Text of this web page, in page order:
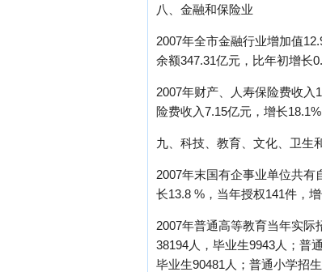
八、金融和保险业
2007年全市金融行业增加值
余额347.31亿元，比年初增长
2007年财产、人寿保险费收入
险费收入7.15亿元，增长
九、科技、教育、文化、卫生
2007年末国有企事业单位共
长13.8 %，当年授权141件，增
2007年普通高等教育当年实际
38194人，毕业生9943人；普
毕业生90481人；普通小学招